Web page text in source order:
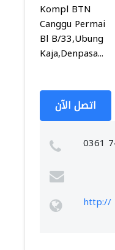
Kompl BTN
Canggu Permai
Bl B/33,Ubung
Kaja,Denpasa...
اتصل الآن
0361
http://